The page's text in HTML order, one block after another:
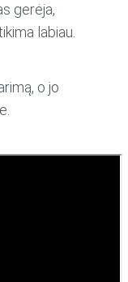
gerėja,
labiau.
o jo